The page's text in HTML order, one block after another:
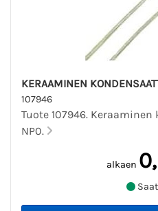
KERAAMINEN
107946
Tuote 107946.
NP0.
alkaen